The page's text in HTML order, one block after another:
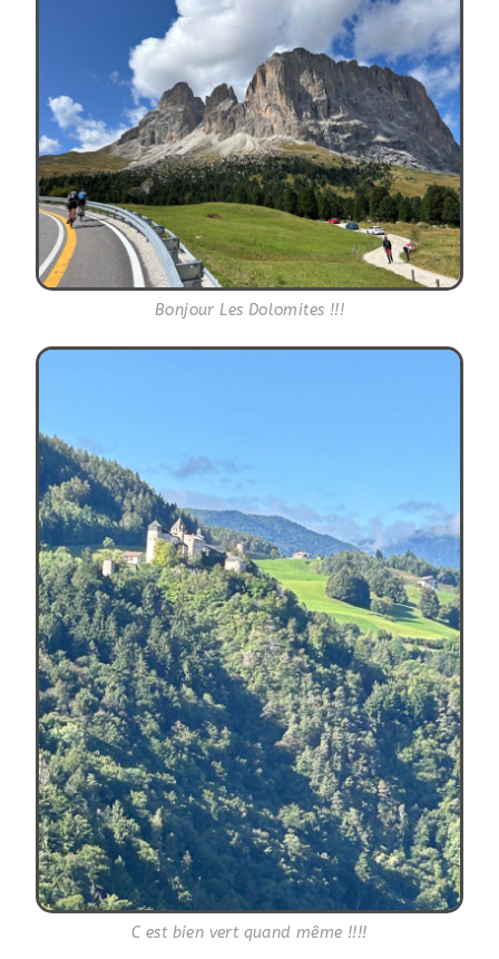
Bonjour Les Dolomites !!!
C est bien vert quand même !!!!